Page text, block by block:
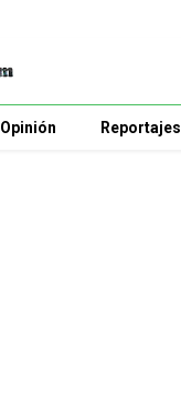
Opinión Reportajes